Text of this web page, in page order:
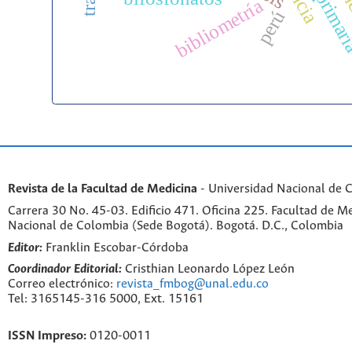
bibliometríaperú
Revista de la Facultad de Medicina - Universidad Nacional de
Carrera 30 No. 45-03. Edificio 471. Oficina 225. Facultad de
Nacional de Colombia (Sede Bogotá). Bogotá. D.C., Colombia
Editor: Franklin Escobar-Córdoba
Coordinador Editorial: Cristhian Leonardo López León
Correo electrónico: revista_fmbog@unal.edu.co
Tel: 3165145-316 5000, Ext. 15161
ISSN Impreso: 0120-0011